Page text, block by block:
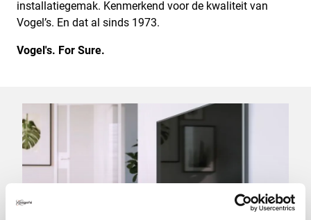
installatiegemak. Kenmerkend voor de kwaliteit van
Vogel’s. En dat al sinds 1973.
Vogel's. For Sure.